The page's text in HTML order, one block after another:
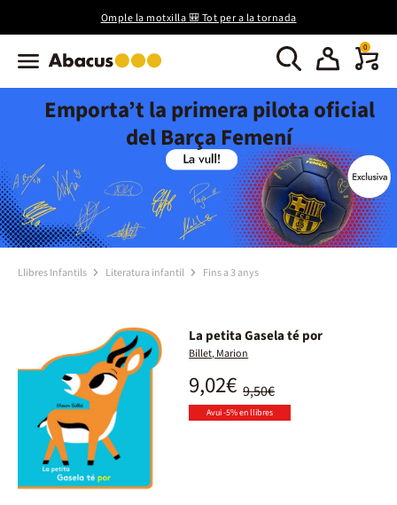
Omple la motxilla 🎒 Tot per a la tornada
0
Emporta’t la primera pilota oficial
del Barça Femení
Llibres Infantils Literatura infantil Fins a 3 anys
La petita Gasela té por
Billet, Marion
9,50€
9,02€
Avui -5% en llibres